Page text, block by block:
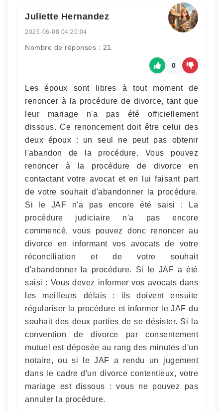
Juliette Hernandez
2025-06-08 04:20:04
Nombre de réponses : 21
0
Les époux sont libres à tout moment de
renoncer à la procédure de divorce, tant que
leur mariage n'a pas été officiellement
dissous. Ce renoncement doit être celui des
deux époux : un seul ne peut pas obtenir
l'abandon de la procédure. Vous pouvez
renoncer à la procédure de divorce en
contactant votre avocat et en lui faisant part
de votre souhait d'abandonner la procédure.
Si le JAF n'a pas encore été saisi : La
procédure judiciaire n'a pas encore
commencé, vous pouvez donc renoncer au
divorce en informant vos avocats de votre
réconciliation et de votre souhait
d'abandonner la procédure. Si le JAF a été
saisi : Vous devez informer vos avocats dans
les meilleurs délais : ils doivent ensuite
régulariser la procédure et informer le JAF du
souhait des deux parties de se désister. Si la
convention de divorce par consentement
mutuel est déposée au rang des minutes d'un
notaire, ou si le JAF a rendu un jugement
dans le cadre d'un divorce contentieux, votre
mariage est dissous : vous ne pouvez pas
annuler la procédure.